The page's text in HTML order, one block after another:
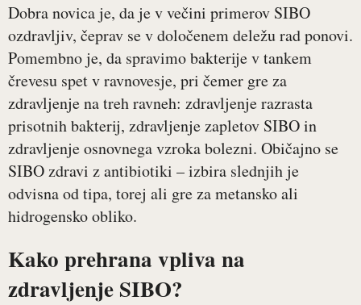
Dobra novica je, da je v večini primerov SIBO
ozdravljiv, čeprav se v določenem deležu rad ponovi.
Pomembno je, da spravimo bakterije v tankem
črevesu spet v ravnovesje, pri čemer gre za
zdravljenje na treh ravneh: zdravljenje razrasta
prisotnih bakterij, zdravljenje zapletov SIBO in
zdravljenje osnovnega vzroka bolezni. Običajno se
SIBO zdravi z antibiotiki – izbira slednjih je
odvisna od tipa, torej ali gre za metansko ali
hidrogensko obliko.
Kako prehrana vpliva na
zdravljenje SIBO?